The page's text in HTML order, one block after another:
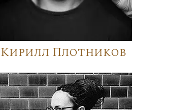
Кирилл Плотников